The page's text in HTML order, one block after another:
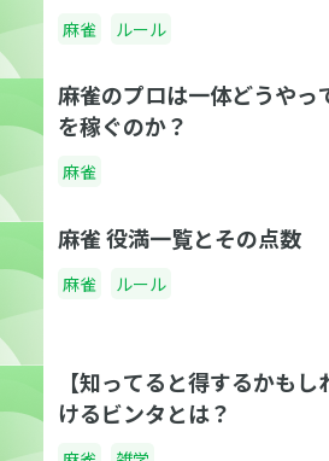
麻雀 ルール
麻雀のプロは一体どうやっ
を稼ぐのか？
麻雀
麻雀 役満一覧とその点数
麻雀 ルール
【知ってると得するかも
けるビンタとは？